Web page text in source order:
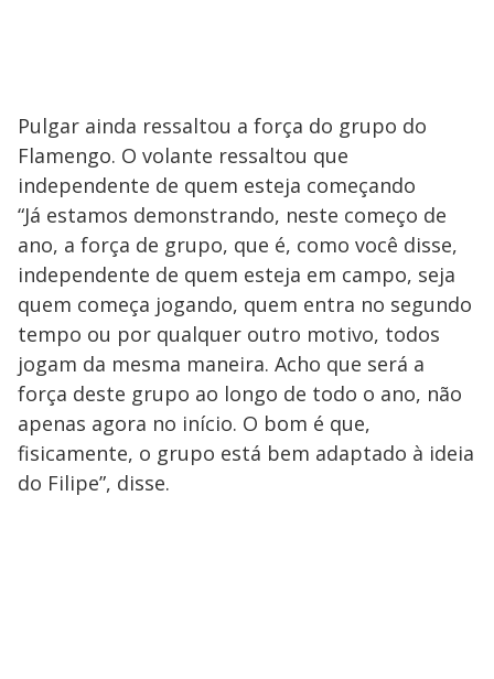
Pulgar ainda ressaltou a força do grupo do
Flamengo. O volante ressaltou que
independente de quem esteja começando
“Já estamos demonstrando, neste começo de
ano, a força de grupo, que é, como você disse,
independente de quem esteja em campo, seja
quem começa jogando, quem entra no segundo
tempo ou por qualquer outro motivo, todos
jogam da mesma maneira. Acho que será a
força deste grupo ao longo de todo o ano, não
apenas agora no início. O bom é que,
fisicamente, o grupo está bem adaptado à ideia
do Filipe”, disse.